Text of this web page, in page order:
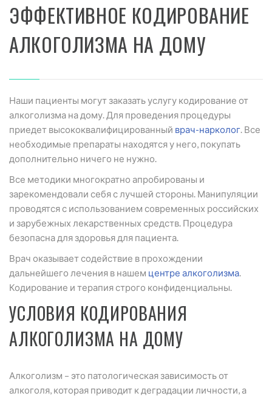
ЭФФЕКТИВНОЕ КОДИРОВАНИЕ
АЛКОГОЛИЗМА НА ДОМУ
Наши пациенты могут заказать услугу кодирование от
алкоголизма на дому. Для проведения процедуры
приедет высококвалифицированный врач-нарколог. Все
необходимые препараты находятся у него, покупать
дополнительно ничего не нужно.
Все методики многократно апробированы и
зарекомендовали себя с лучшей стороны. Манипуляции
проводятся с использованием современных российских
и зарубежных лекарственных средств. Процедура
безопасна для здоровья для пациента.
Врач оказывает содействие в прохождении
дальнейшего лечения в нашем центре алкоголизма.
Кодирование и терапия строго конфиденциальны.
УСЛОВИЯ КОДИРОВАНИЯ
АЛКОГОЛИЗМА НА ДОМУ
Алкоголизм – это патологическая зависимость от
алкоголя, которая приводит к деградации личности, а